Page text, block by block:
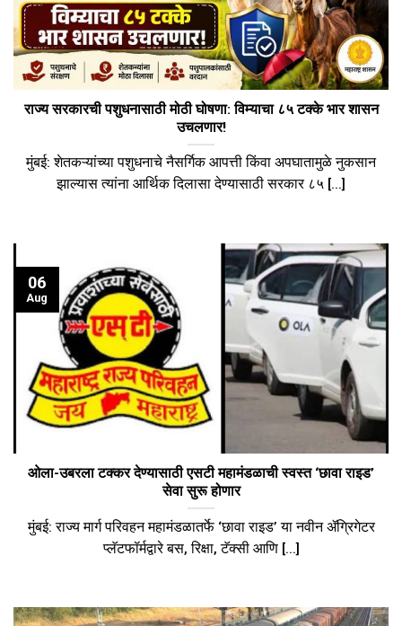
राज्य सरकारची पशुधनासाठी मोठी घोषणा: विम्याचा ८५ टक्के भार शासन
उचलणार!
​मुंबई: शेतकऱ्यांच्या पशुधनाचे नैसर्गिक आपत्ती किंवा अपघातामुळे नुकसान
झाल्यास त्यांना आर्थिक दिलासा देण्यासाठी सरकार ८५ [...]
ओला-उबरला टक्कर देण्यासाठी एसटी महामंडळाची स्वस्त ‘छावा राइड’
सेवा सुरू होणार
मुंबई: राज्य मार्ग परिवहन महामंडळातर्फे ‘छावा राइड’ या नवीन ॲग्रिगेटर
प्लॅटफॉर्मद्वारे बस, रिक्षा, टॅक्सी आणि [...]
06
Aug